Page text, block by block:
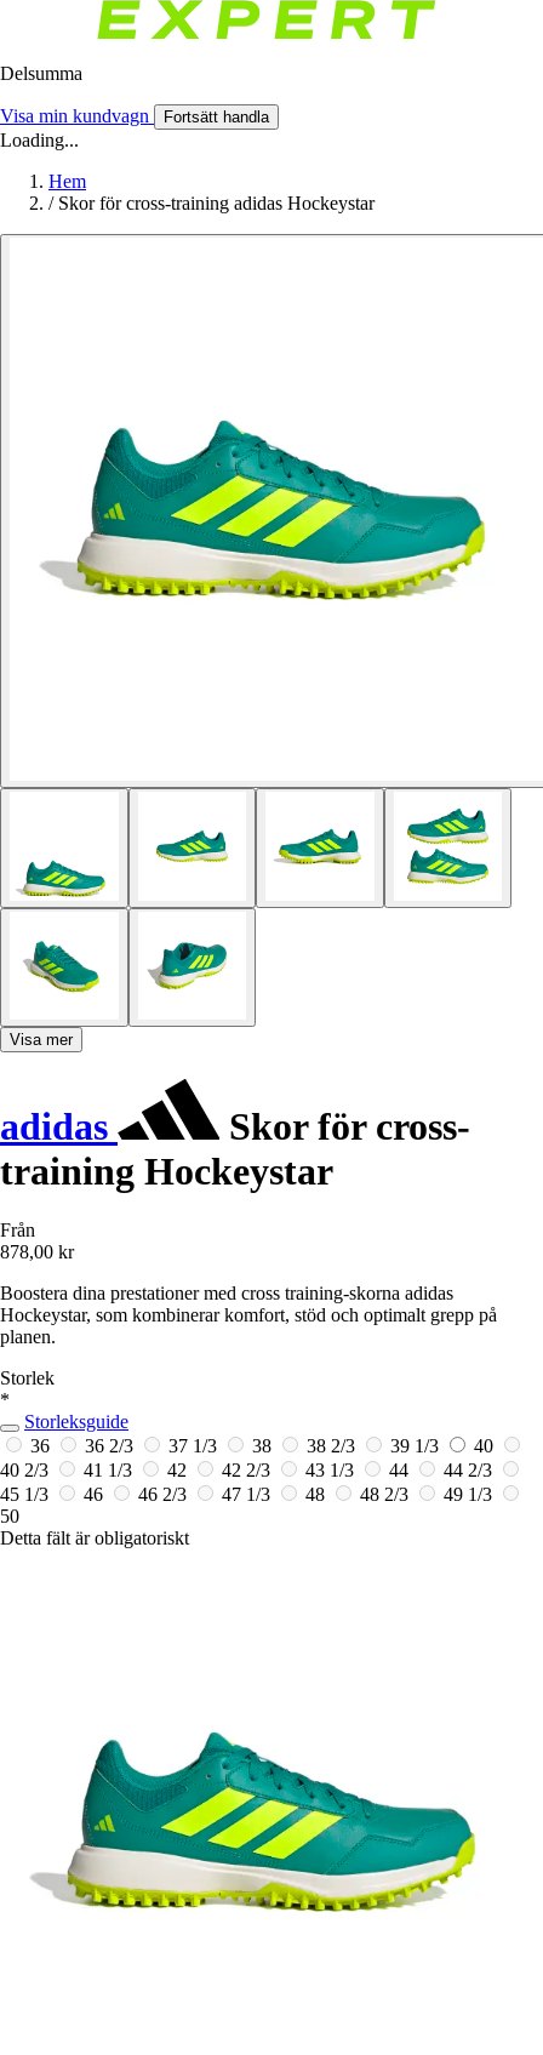
Delsumma
Visa min kundvagn Fortsätt handla
Loading...
Hem
/ Skor för cross-training adidas Hockeystar
Visa mer
adidas
Skor för cross-
training Hockeystar
Från
878,00 kr
Boostera dina prestationer med cross training-skorna adidas
Hockeystar, som kombinerar komfort, stöd och optimalt grepp på
planen.
Storlek
*
Storleksguide
36
36 2/3 37 1/3 38 38 2/3 39 1/3
40
40 2/3
41 1/3 42 42 2/3 43 1/3 44
44 2/3
45 1/3
46 46 2/3 47 1/3 48 48 2/3
49 1/3
50
Detta fält är obligatoriskt